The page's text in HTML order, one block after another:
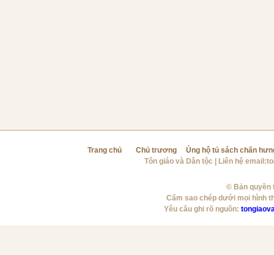
Trang chủ Chủ trương
Ủng hộ tủ sách chấn
Tôn giáo và Dân tộc | Liên hệ email:
© Bản quyền
Cấm sao chép dưới mọi hình
Yêu cầu ghi rõ nguồn: